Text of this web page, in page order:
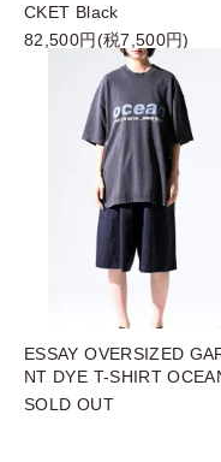
CKET Black
82,500円(税7,500円)
ESSAY OVERSIZED
NT DYE T-SHIRT
SOLD OUT